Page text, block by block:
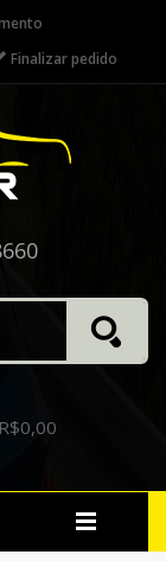
Finalizar pedido